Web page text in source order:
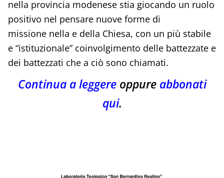
nella provincia modenese stia giocando un ruolo
positivo nel pensare nuove forme di
missione nella e della Chiesa, con un più stabile
e “istituzionale” coinvolgimento delle battezzate e
dei battezzati che a ciò sono chiamati.
Continua a leggereoppure abbonati
qui.